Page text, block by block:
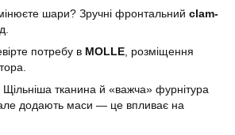
шари? Зручні фронтальний clam-
потребу в MOLLE , розміщення
Щільніша тканина й «важча» фурнітура
додають маси — це впливає на